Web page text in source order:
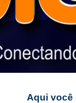
Aqui você